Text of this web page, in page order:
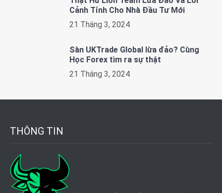
Cảnh Tỉnh Cho Nhà Đầu Tư Mới
21 Tháng 3, 2024
Sàn UKTrade Global lừa đảo? Cùng
Học Forex tìm ra sự thật
21 Tháng 3, 2024
THÔNG TIN